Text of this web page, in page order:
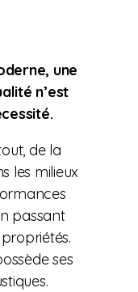
une
n’est
de la
les milieux
passant
ses